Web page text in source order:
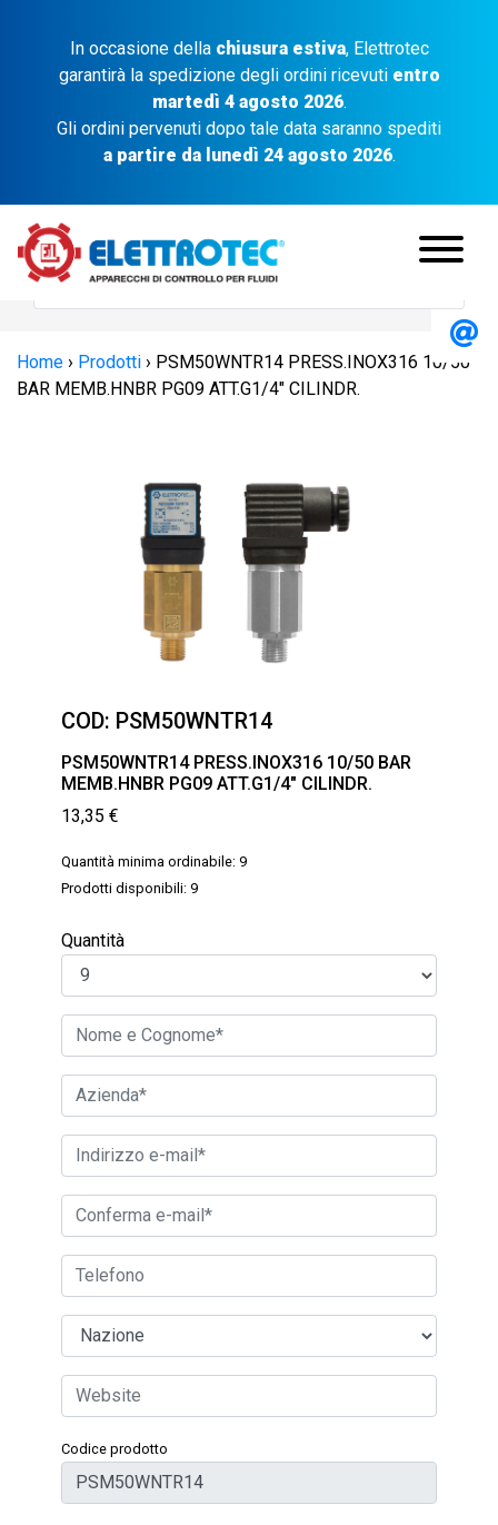
In occasione della chiusura estiva, Elettrotec
garantirà la spedizione degli ordini ricevuti entro
martedì 4 agosto 2026.
Gli ordini pervenuti dopo tale data saranno spediti
a partire da lunedì 24 agosto 2026.
Home › Prodotti › PSM50WNTR14 PRESS.INOX316 10/50
BAR MEMB.HNBR PG09 ATT.G1/4″ CILINDR.
COD: PSM50WNTR14
PSM50WNTR14 PRESS.INOX316 10/50 BAR
MEMB.HNBR PG09 ATT.G1/4″ CILINDR.
13,35 €
Quantità minima ordinabile: 9
Prodotti disponibili: 9
Quantità
Codice prodotto